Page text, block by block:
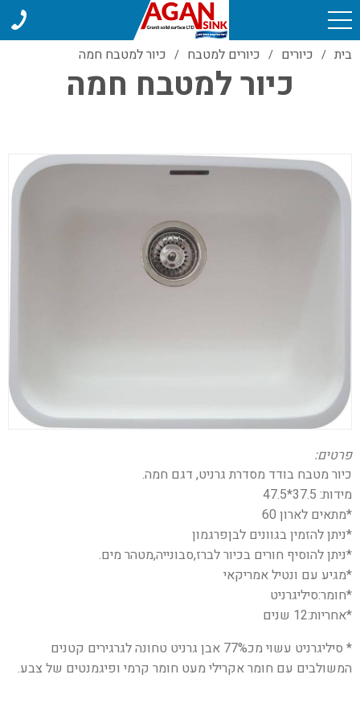
בית / כיורים / כיורים למטבח / כיור למטבח חמה
כיור למטבח חמה
פרטים:
כיור מטבח בודד מסדרת גרניט, דגם חמה.
מידות: 37.5*47.5
*מתאים לארון 60
*ניתן להזמין בגוונים לבןפרגמון
*ניתן להוסיף חורים בכיור לברז,סבונייה,מטהר מים.
*מגיע עם ונטיל אמריקאי
*חומר:סיליגרניט
*אחריות:12 שנים
* סיליגרניט עשוי מכ77% אבן גרניט טחונה לגרגירים קטנים
המשולבים עם חומר אקרילי מעט חומר קרמי ופיגמנטים של צבע.